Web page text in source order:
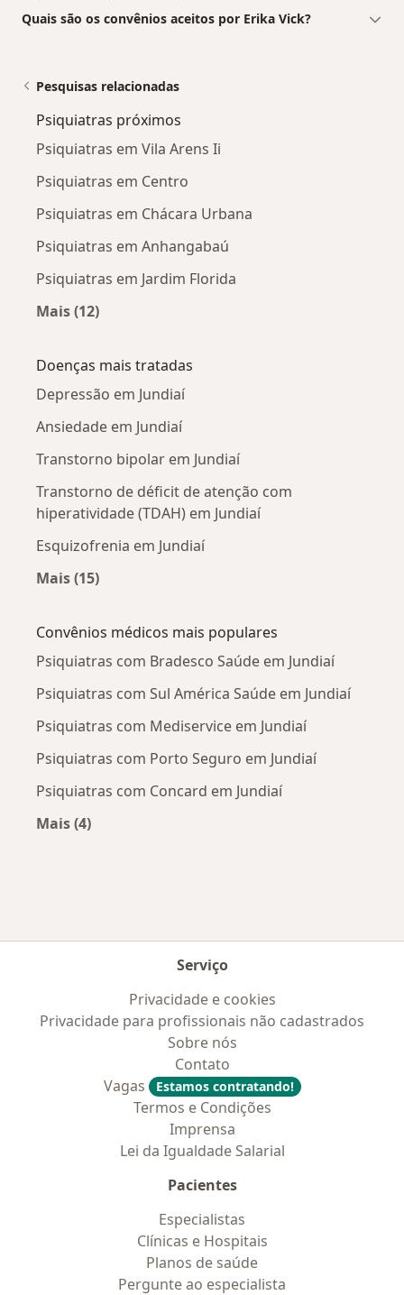
Quais são os convênios aceitos por Erika Vick?
Pesquisas relacionadas
Psiquiatras próximos
Psiquiatras em Vila Arens Ii
Psiquiatras em Centro
Psiquiatras em Chácara Urbana
Psiquiatras em Anhangabaú
Psiquiatras em Jardim Florida
Mais (12)
Doenças mais tratadas
Depressão em Jundiaí
Ansiedade em Jundiaí
Transtorno bipolar em Jundiaí
Transtorno de déficit de atenção com
hiperatividade (TDAH) em Jundiaí
Esquizofrenia em Jundiaí
Mais (15)
Convênios médicos mais populares
Psiquiatras com Bradesco Saúde em Jundiaí
Psiquiatras com Sul América Saúde em Jundiaí
Psiquiatras com Mediservice em Jundiaí
Psiquiatras com Porto Seguro em Jundiaí
Psiquiatras com Concard em Jundiaí
Mais (4)
Serviço
Privacidade e cookies
Privacidade para profissionais não cadastrados
Sobre nós
Contato
Vagas
Estamos contratando!
Termos e Condições
Imprensa
Lei da Igualdade Salarial
Pacientes
Especialistas
Clínicas e Hospitais
Planos de saúde
Pergunte ao especialista